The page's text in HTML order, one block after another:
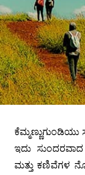
ಇದು
ಮತ್ತು ಕಣಿವೆಗಳ